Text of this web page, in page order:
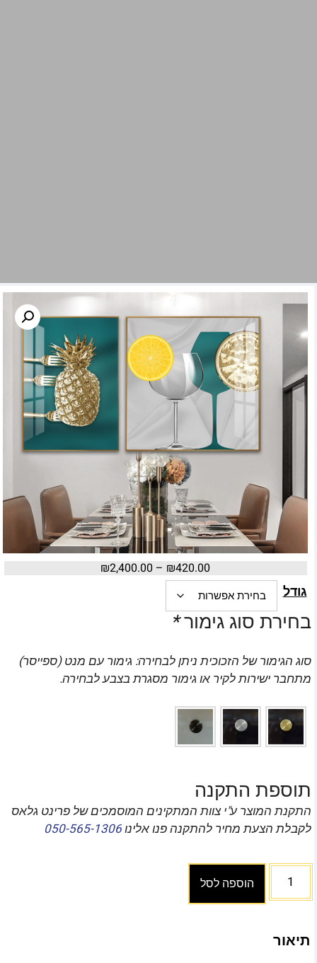
₪420.00
–
₪2,400.00
גודל
בחירת סוג גימור*
סוג הגימור של הזכוכית ניתן לבחירה: גימור עם מנט (ספייסר)
מתחבר ישירות לקיר או גימור מסגרת בצבע לבחירה.
תוספת התקנה
התקנת המוצר ע"י צוות המתקינים המוסמכים של פרינט גלאס
לקבלת הצעת מחיר להתקנה פנו אלינו050-565-1306
הוספה לסל
תיאור